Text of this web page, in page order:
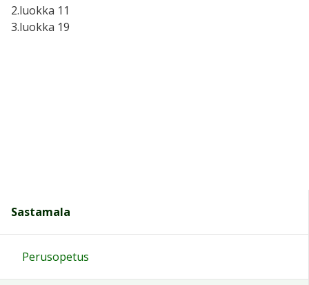
2.luokka 11
3.luokka 19
Sastamala
Perusopetus